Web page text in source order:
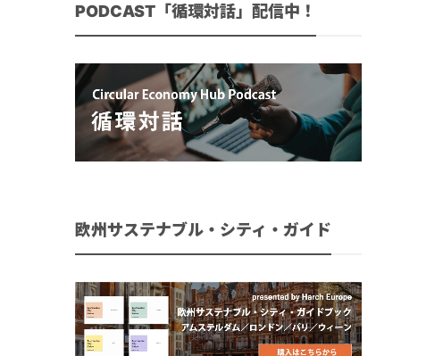
PODCAST「循環対話」配信中！
欧州サステナブル・シティ・ガイド